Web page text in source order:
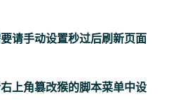
请手动设置秒过后刷新页面
上角篡改猴的脚本菜单中设